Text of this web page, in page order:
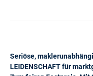
Seriöse,
LEIDENSCHAFT für